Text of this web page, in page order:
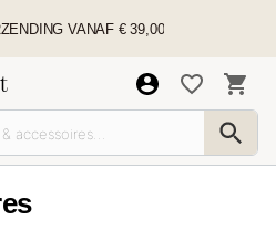
VANAF € 39,00